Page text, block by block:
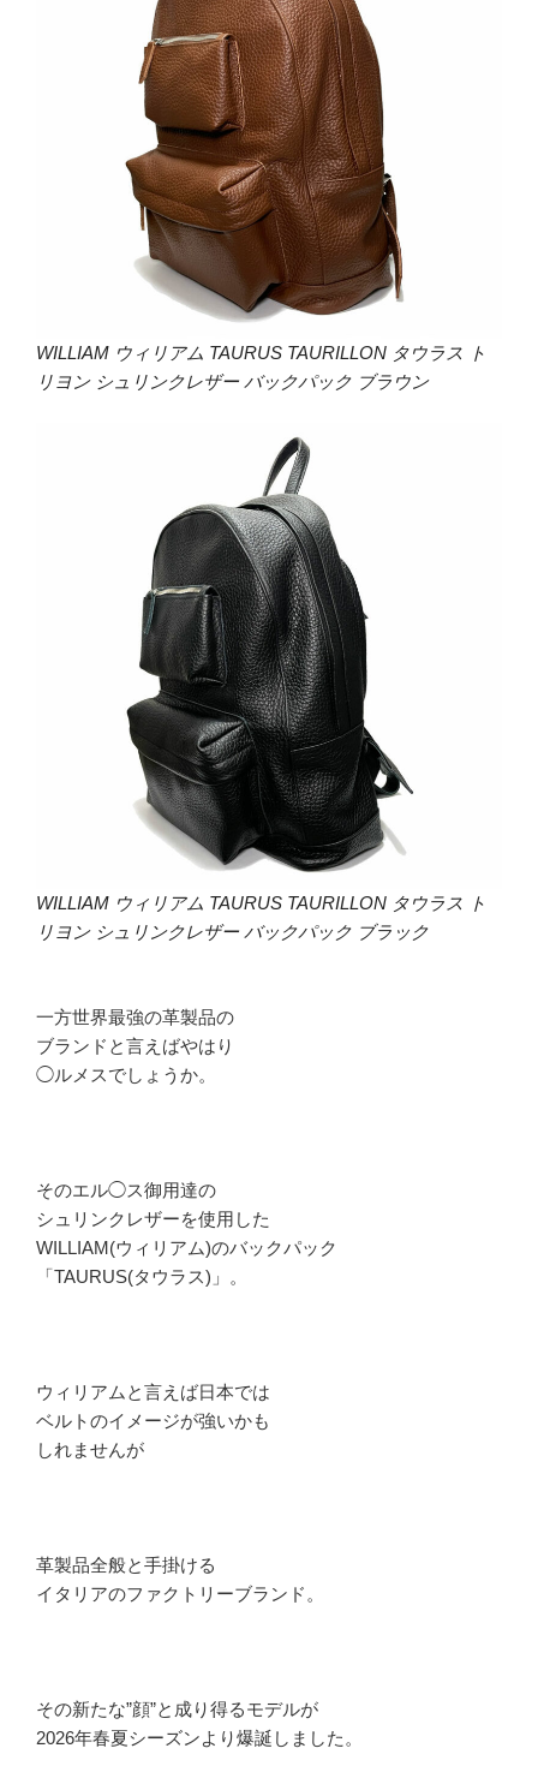
WILLIAM ウィリアム TAURUS TAURILLON タウラス ト
リヨン シュリンクレザー バックパック ブラウン
WILLIAM ウィリアム TAURUS TAURILLON タウラス ト
リヨン シュリンクレザー バックパック ブラック
一方世界最強の革製品の
ブランドと言えばやはり
◯ルメスでしょうか。
そのエル◯ス御用達の
シュリンクレザーを使用した
WILLIAM(ウィリアム)のバックパック
「TAURUS(タウラス)」。
ウィリアムと言えば日本では
ベルトのイメージが強いかも
しれませんが
革製品全般と手掛ける
イタリアのファクトリーブランド。
その新たな”顔”と成り得るモデルが
2026年春夏シーズンより爆誕しました。